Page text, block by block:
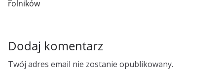
rolników
Dodaj komentarz
Twój adres email nie zostanie opublikowany.